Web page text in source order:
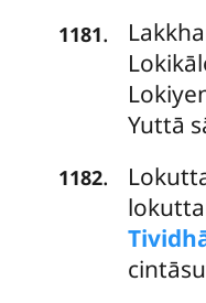
1181.
Yuttā
1182.